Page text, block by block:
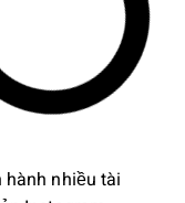
hành nhiều tài